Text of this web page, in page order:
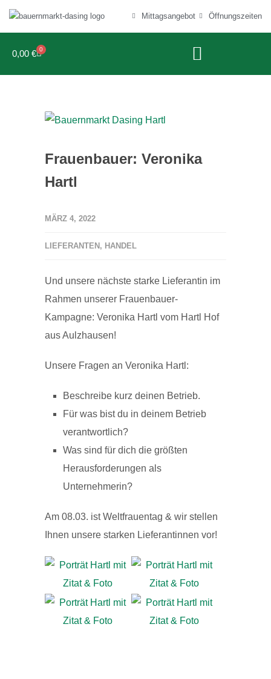
Mittagsangebot Öffnungszeiten
0,00 € 0
Frauenbauer: Veronika
Hartl
MÄRZ 4, 2022
LIEFERANTEN , HANDEL
Und unsere nächste starke Lieferantin im
Rahmen unserer Frauenbauer-
Kampagne: Veronika Hartl vom Hartl Hof
aus Aulzhausen!
Unsere Fragen an Veronika Hartl:
Beschreibe kurz deinen Betrieb.
Für was bist du in deinem Betrieb
verantwortlich?
Was sind für dich die größten
Herausforderungen als
Unternehmerin?
Am 08.03. ist Weltfrauentag & wir stellen
Ihnen unsere starken Lieferantinnen vor!